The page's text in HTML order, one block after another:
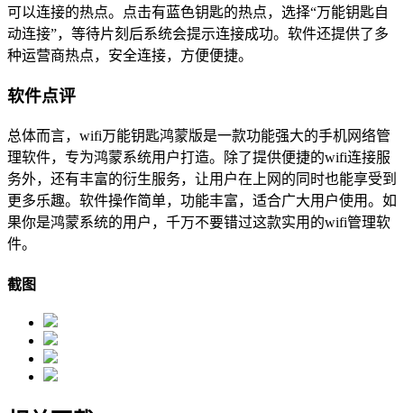
可以连接的热点。点击有蓝色钥匙的热点，选择“万能钥匙自
动连接”，等待片刻后系统会提示连接成功。软件还提供了多
种运营商热点，安全连接，方便便捷。
软件点评
总体而言，wifi万能钥匙鸿蒙版是一款功能强大的手机网络管
理软件，专为鸿蒙系统用户打造。除了提供便捷的wifi连接服
务外，还有丰富的衍生服务，让用户在上网的同时也能享受到
更多乐趣。软件操作简单，功能丰富，适合广大用户使用。如
果你是鸿蒙系统的用户，千万不要错过这款实用的wifi管理软
件。
截图